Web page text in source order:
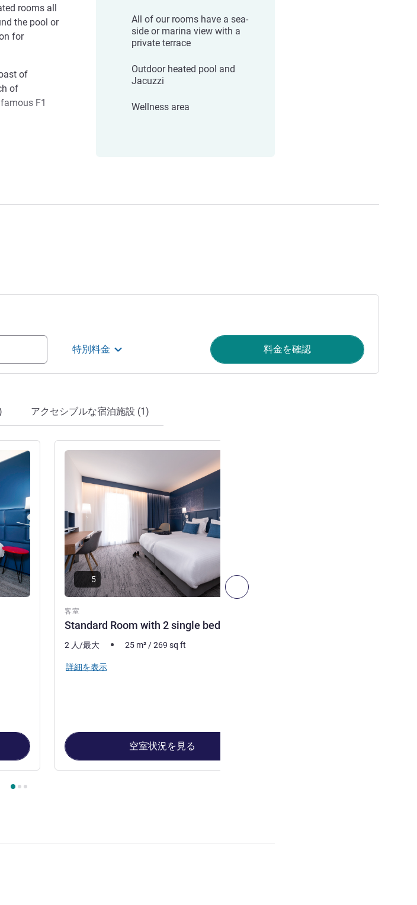
rooms all
the pool or
for
of
of
F1
All of our rooms have a sea-
side or marina view with a
private terrace
Outdoor heated pool and
Jacuzzi
Wellness area
特別料金 料金を確認
アクセシブルな宿泊施設 (1)
次へ - 客室
客室
Standard Room with 2 single beds
詳細を表示
5
2 人/最大 25 m² /269 sq ft
詳細を表示
空室状況を見る